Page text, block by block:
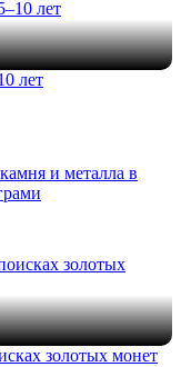
лет
и металла в
золотых монет